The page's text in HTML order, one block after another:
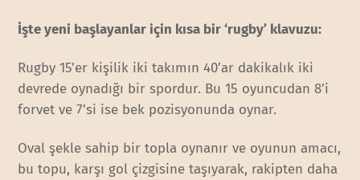
İşte yeni başlayanlar için kısa bir ‘rugby’ klavuzu:
Rugby 15’er kişilik iki takımın 40’ar dakikalık iki
devrede oynadığı bir spordur. Bu 15 oyuncudan 8’i
forvet ve 7’si ise bek pozisyonunda oynar.
Oval şekle sahip bir topla oynanır ve oyunun amacı,
bu topu, karşı gol çizgisine taşıyarak, rakipten daha